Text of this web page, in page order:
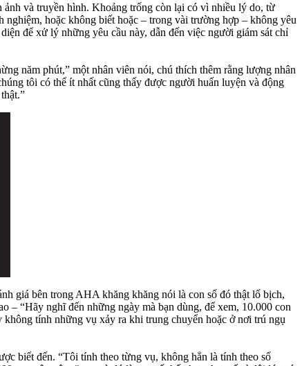
và truyền hình. Khoảng trống còn lại có vì nhiều lý do, từ
hoặc không biết hoặc – trong vài trường hợp – không yêu
để xử lý những yêu cầu này, dẫn đến việc người giám sát chỉ
năm phút,” một nhân viên nói, chú thích thêm rằng lượng nhân
tôi có thể ít nhất cũng thấy được người huấn luyện và động
giá bên trong AHA khăng khăng nói là con số đó thật lố bịch,
– “Hãy nghĩ đến những ngày mà bạn dùng, để xem, 10.000 con
tính những vụ xảy ra khi trung chuyển hoặc ở nơi trú ngụ
biết đến. “Tôi tính theo từng vụ, không hẳn là tính theo số